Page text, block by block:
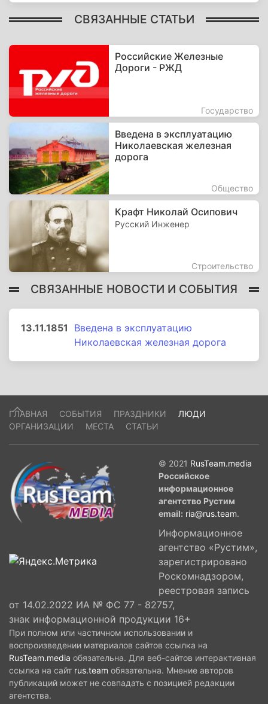
СВЯЗАННЫЕ СТАТЬИ
Российские Железные
Дороги - РЖД
Государство
Введена в эксплуатацию
Николаевская железная
дорога
Общество
Крафт Николай Осипович
Русский Инженер
Строительство
СВЯЗАННЫЕ НОВОСТИ И СОБЫТИЯ
13.11.1851
Введена в эксплуатацию
Николаевская железная дорога
ГЛАВНАЯ СОБЫТИЯ ПРАЗДНИКИ
ЛЮДИ
ОРГАНИЗАЦИИ
МЕСТА СТАТЬИ
© 2021 RusTeam.media
Российское
информационное
агентство Рустим
email: ria@rus.team.
Информационное
агентство «Рустим»,
зарегистрировано
Роскомнадзором,
реестровая запись
от 14.02.2022 ИА № ФС 77 - 82757,
знак информационной продукции 16+
При полном или частичном использовании и
воспроизведении материалов сайтов ссылка на
RusTeam.media обязательна. Для веб-сайтов интерактивная
ссылка на сайт rus.team обязательна. Мнение авторов
публикаций может не совпадать с позицией редакции
агентства.